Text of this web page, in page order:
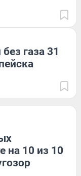
газа 31
на 10 из 10